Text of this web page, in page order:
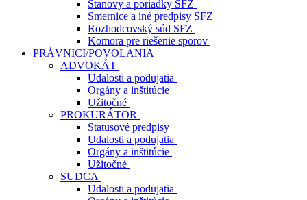
Stanovy a poriadky SFZ
Smernice a iné predpisy SFZ
Rozhodcovský súd SFZ
Komora pre riešenie sporov
PRÁVNICI/POVOLANIA
ADVOKÁT
Udalosti a podujatia
Orgány a inštitúcie
Užitočné
PROKURÁTOR
Statusové predpisy
Udalosti a podujatia
Orgány a inštitúcie
Užitočné
SUDCA
Udalosti a podujatia